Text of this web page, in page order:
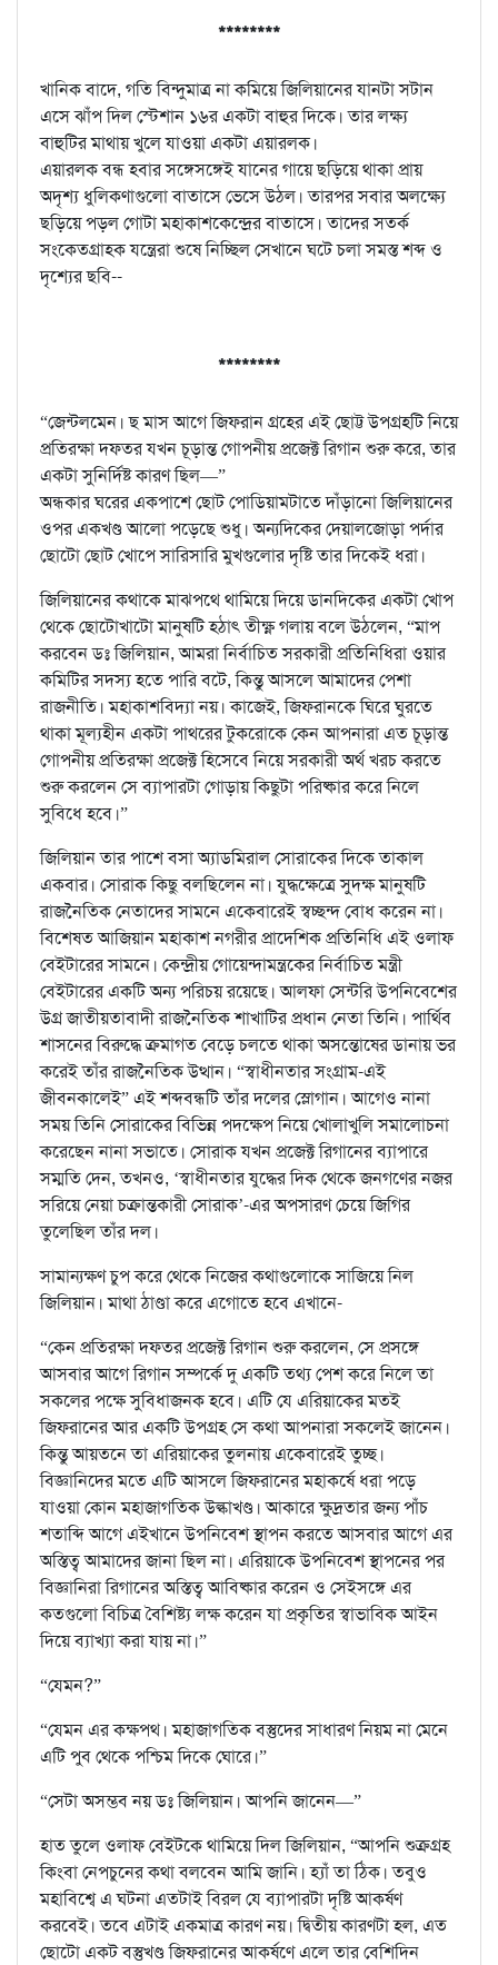
********
খানিক বাদে, গতি বিন্দুমাত্র না কমিয়ে জিলিয়ানের যানটা সটান
এসে ঝাঁপ দিল স্টেশান ১৬র একটা বাহুর দিকে। তার লক্ষ্য
বাহুটির মাথায় খুলে যাওয়া একটা এয়ারলক।
এয়ারলক বন্ধ হবার সঙ্গেসঙ্গেই যানের গায়ে ছড়িয়ে থাকা প্রায়
অদৃশ্য ধুলিকণাগুলো বাতাসে ভেসে উঠল। তারপর সবার অলক্ষ্যে
ছড়িয়ে পড়ল গোটা মহাকাশকেন্দ্রের বাতাসে। তাদের সতর্ক
সংকেতগ্রাহক যন্ত্রেরা শুষে নিচ্ছিল সেখানে ঘটে চলা সমস্ত শব্দ ও
দৃশ্যের ছবি--
********
“জেন্টলমেন। ছ মাস আগে জিফরান গ্রহের এই ছোট্ট উপগ্রহটি নিয়ে
প্রতিরক্ষা দফতর যখন চূড়ান্ত গোপনীয় প্রজেক্ট রিগান শুরু করে, তার
একটা সুনির্দিষ্ট কারণ ছিল—”
অন্ধকার ঘরের একপাশে ছোট পোডিয়ামটাতে দাঁড়ানো জিলিয়ানের
ওপর একখণ্ড আলো পড়েছে শুধু। অন্যদিকের দেয়ালজোড়া পর্দার
ছোটো ছোট খোপে সারিসারি মুখগুলোর দৃষ্টি তার দিকেই ধরা।
জিলিয়ানের কথাকে মাঝপথে থামিয়ে দিয়ে ডানদিকের একটা খোপ
থেকে ছোটোখাটো মানুষটি হঠাৎ তীক্ষ্ণ গলায় বলে উঠলেন, “মাপ
করবেন ডঃ জিলিয়ান, আমরা নির্বাচিত সরকারী প্রতিনিধিরা ওয়ার
কমিটির সদস্য হতে পারি বটে, কিন্তু আসলে আমাদের পেশা
রাজনীতি। মহাকাশবিদ্যা নয়। কাজেই, জিফরানকে ঘিরে ঘুরতে
থাকা মূল্যহীন একটা পাথরের টুকরোকে কেন আপনারা এত চূড়ান্ত
গোপনীয় প্রতিরক্ষা প্রজেক্ট হিসেবে নিয়ে সরকারী অর্থ খরচ করতে
শুরু করলেন সে ব্যাপারটা গোড়ায় কিছুটা পরিষ্কার করে নিলে
সুবিধে হবে।”
জিলিয়ান তার পাশে বসা অ্যাডমিরাল সোরাকের দিকে তাকাল
একবার। সোরাক কিছু বলছিলেন না। যুদ্ধক্ষেত্রে সুদক্ষ মানুষটি
রাজনৈতিক নেতাদের সামনে একেবারেই স্বচ্ছন্দ বোধ করেন না।
বিশেষত আজিয়ান মহাকাশ নগরীর প্রাদেশিক প্রতিনিধি এই ওলাফ
বেইটারের সামনে। কেন্দ্রীয় গোয়েন্দামন্ত্রকের নির্বাচিত মন্ত্রী
বেইটারের একটি অন্য পরিচয় রয়েছে। আলফা সেন্টরি উপনিবেশের
উগ্র জাতীয়তাবাদী রাজনৈতিক শাখাটির প্রধান নেতা তিনি। পার্থিব
শাসনের বিরুদ্ধে ক্রমাগত বেড়ে চলতে থাকা অসন্তোষের ডানায় ভর
করেই তাঁর রাজনৈতিক উত্থান। “স্বাধীনতার সংগ্রাম-এই
জীবনকালেই” এই শব্দবন্ধটি তাঁর দলের স্লোগান। আগেও নানা
সময় তিনি সোরাকের বিভিন্ন পদক্ষেপ নিয়ে খোলাখুলি সমালোচনা
করেছেন নানা সভাতে। সোরাক যখন প্রজেক্ট রিগানের ব্যাপারে
সম্মতি দেন, তখনও, ‘স্বাধীনতার যুদ্ধের দিক থেকে জনগণের নজর
সরিয়ে নেয়া চক্রান্তকারী সোরাক’-এর অপসারণ চেয়ে জিগির
তুলেছিল তাঁর দল।
সামান্যক্ষণ চুপ করে থেকে নিজের কথাগুলোকে সাজিয়ে নিল
জিলিয়ান। মাথা ঠাণ্ডা করে এগোতে হবে এখানে-
“কেন প্রতিরক্ষা দফতর প্রজেক্ট রিগান শুরু করলেন, সে প্রসঙ্গে
আসবার আগে রিগান সম্পর্কে দু একটি তথ্য পেশ করে নিলে তা
সকলের পক্ষে সুবিধাজনক হবে। এটি যে এরিয়াকের মতই
জিফরানের আর একটি উপগ্রহ সে কথা আপনারা সকলেই জানেন।
কিন্তু আয়তনে তা এরিয়াকের তুলনায় একেবারেই তুচ্ছ।
বিজ্ঞানিদের মতে এটি আসলে জিফরানের মহাকর্ষে ধরা পড়ে
যাওয়া কোন মহাজাগতিক উল্কাখণ্ড। আকারে ক্ষুদ্রতার জন্য পাঁচ
শতাব্দি আগে এইখানে উপনিবেশ স্থাপন করতে আসবার আগে এর
অস্তিত্ব আমাদের জানা ছিল না। এরিয়াকে উপনিবেশ স্থাপনের পর
বিজ্ঞানিরা রিগানের অস্তিত্ব আবিষ্কার করেন ও সেইসঙ্গে এর
কতগুলো বিচিত্র বৈশিষ্ট্য লক্ষ করেন যা প্রকৃতির স্বাভাবিক আইন
দিয়ে ব্যাখ্যা করা যায় না।”
“যেমন?”
“যেমন এর কক্ষপথ। মহাজাগতিক বস্তুদের সাধারণ নিয়ম না মেনে
এটি পুব থেকে পশ্চিম দিকে ঘোরে।”
“সেটা অসম্ভব নয় ডঃ জিলিয়ান। আপনি জানেন—”
হাত তুলে ওলাফ বেইটকে থামিয়ে দিল জিলিয়ান, “আপনি শুক্রগ্রহ
কিংবা নেপচুনের কথা বলবেন আমি জানি। হ্যাঁ তা ঠিক। তবুও
মহাবিশ্বে এ ঘটনা এতটাই বিরল যে ব্যাপারটা দৃষ্টি আকর্ষণ
করবেই। তবে এটাই একমাত্র কারণ নয়। দ্বিতীয় কারণটা হল, এত
ছোটো একট বস্তুখণ্ড জিফরানের আকর্ষণে এলে তার বেশিদিন